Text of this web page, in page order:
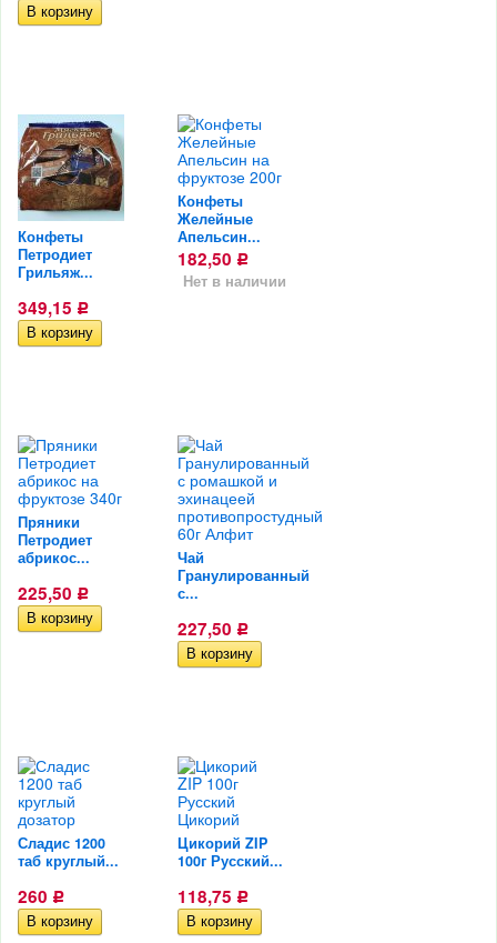
Конфеты
Петродиет
Грильяж...
349,15 Р
Конфеты
Желейные
Апельсин...
182,50 Р
Нет в наличии
Пряники
Петродиет
абрикос...
225,50 Р
Чай
Гранулированный
с...
227,50 Р
Сладис 1200
таб круглый...
260 Р
Цикорий ZIP
100г Русский...
118,75 Р